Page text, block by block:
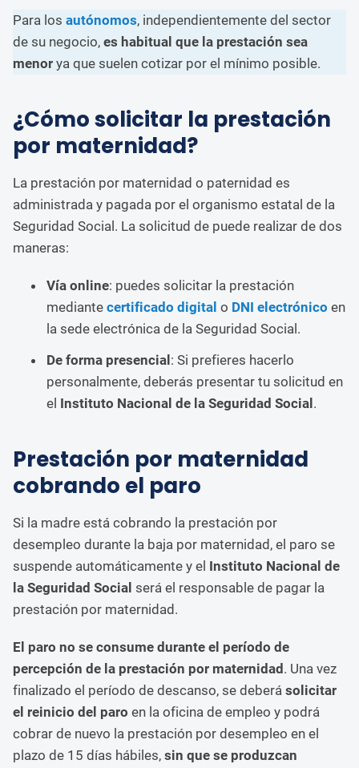
Para los autónomos, independientemente del sector
de su negocio, es habitual que la prestación sea
menor ya que suelen cotizar por el mínimo posible.
¿Cómo solicitar la prestación
por maternidad?
La prestación por maternidad o paternidad es
administrada y pagada por el organismo estatal de la
Seguridad Social. La solicitud de puede realizar de dos
maneras:
Vía online: puedes solicitar la prestación
mediante certificado digital o DNI electrónico en
la sede electrónica de la Seguridad Social.
De forma presencial : Si prefieres hacerlo
personalmente, deberás presentar tu solicitud en
el Instituto Nacional de la Seguridad Social .
Prestación por maternidad
cobrando el paro
Si la madre está cobrando la prestación por
desempleo durante la baja por maternidad, el paro se
suspende automáticamente y el Instituto Nacional de
la Seguridad Social será el responsable de pagar la
prestación por maternidad.
El paro no se consume durante el período de
percepción de la prestación por maternidad . Una vez
finalizado el período de descanso, se deberá solicitar
el reinicio del paro en la oficina de empleo y podrá
cobrar de nuevo la prestación por desempleo en el
plazo de 15 días hábiles, sin que se produzcan